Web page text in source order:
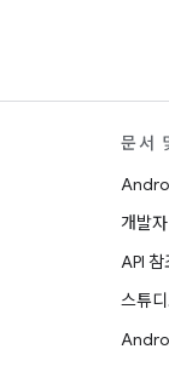
문서
개발
API 참
스튜